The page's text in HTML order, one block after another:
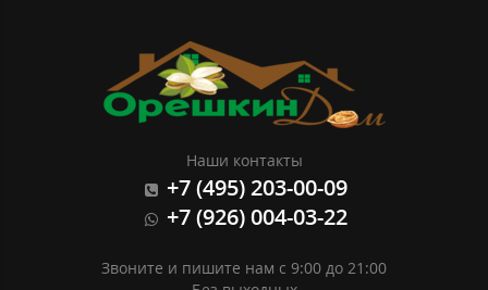
Наши контакты
+7 (495) 203-00-09
+7 (926) 004-03-22
Звоните и пишите нам с 9:00 до 21:00